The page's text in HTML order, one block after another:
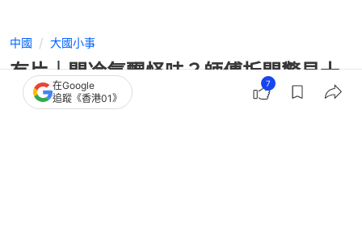
中國 大國小事
有片｜開冷氣飄怪味？師傅拆開驚見十
幾隻蝙蝠 糞便狂掉極嚇人
在Google
追蹤《香港01》
7